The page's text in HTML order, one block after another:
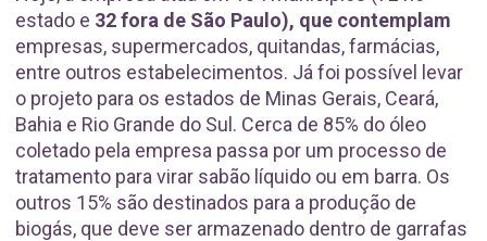
estado e 32 fora de São Paulo), que contemplam
empresas, supermercados, quitandas, farmácias,
entre outros estabelecimentos. Já foi possível levar
o projeto para os estados de Minas Gerais, Ceará,
Bahia e Rio Grande do Sul. Cerca de 85% do óleo
coletado pela empresa passa por um processo de
tratamento para virar sabão líquido ou em barra. Os
outros 15% são destinados para a produção de
biogás, que deve ser armazenado dentro de garrafas